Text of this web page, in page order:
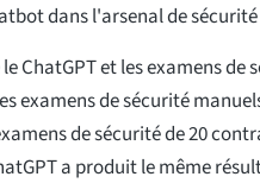
dans l'arsenal de
ChatGPT et les examens de
examens de sécurité
de sécurité de 20
a produit le même